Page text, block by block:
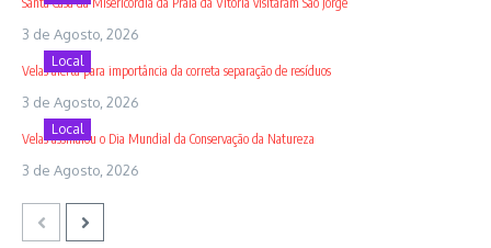
3 de Agosto, 2026
Local
Velas alerta para importância da correta separação de resíduos
3 de Agosto, 2026
Local
Velas assinalou o Dia Mundial da Conservação da Natureza
3 de Agosto, 2026